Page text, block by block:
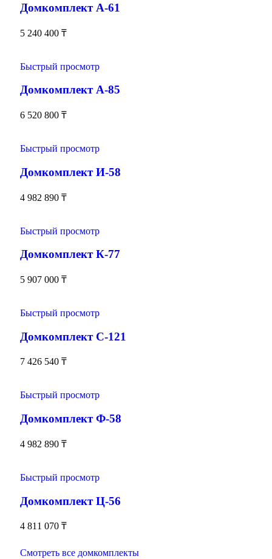
Домкомплект А-61
5 240 400 ₸
Быстрый просмотр
Домкомплект А-85
6 520 800 ₸
Быстрый просмотр
Домкомплект И-58
4 982 890 ₸
Быстрый просмотр
Домкомплект К-77
5 907 000 ₸
Быстрый просмотр
Домкомплект С-121
7 426 540 ₸
Быстрый просмотр
Домкомплект Ф-58
4 982 890 ₸
Быстрый просмотр
Домкомплект Ц-56
4 811 070 ₸
Смотреть все домкомплекты